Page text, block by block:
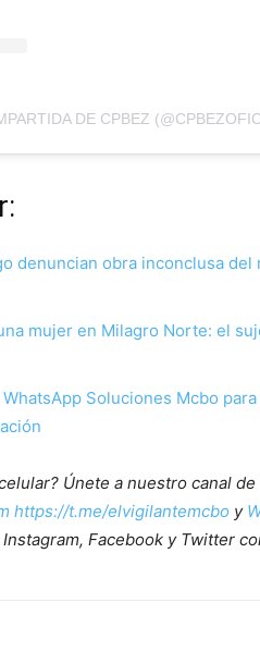
DE CPBEZ
denuncian obra inconclusa
mujer en Milagro Norte: el
Soluciones Mcbo
Únete a nuestro canal
https://t.me/elvigilantemcbo y
Facebook y Twitter